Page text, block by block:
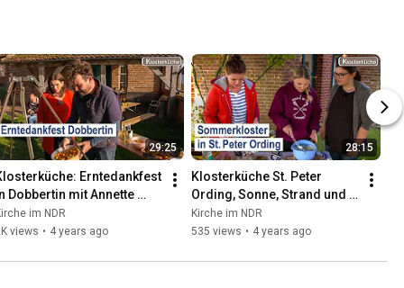
29:25
Erntedankfest
Dobbertin mit Annette
im NDR
views • 4 years ago
28:15
Klosterküche St. Peter
Ording, Sonne, Strand und
Sommerkloster mit
Urlauberseelsorge
Kirche im NDR
535 views • 4 years ago